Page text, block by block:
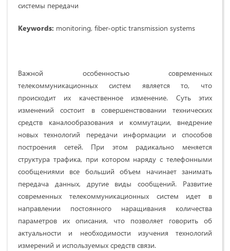
системы передачи
Keywords: monitoring, fiber-optic transmission systems
Важной особенностью современных
телекоммуникационных систем является то, что
происходит их качественное изменение. Суть этих
изменений состоит в совершенствовании технических
средств каналообразования и коммутации, внедрение
новых технологий передачи информации и способов
построения сетей. При этом радикально меняется
структура трафика, при котором наряду с телефонными
сообщениями все больший объем начинает занимать
передача данных, другие виды сообщений. Развитие
современных телекоммуникационных систем идет в
направлении постоянного наращивания количества
параметров их описания, что позволяет говорить об
актуальности и необходимости изучения технологий
измерений и используемых средств связи.